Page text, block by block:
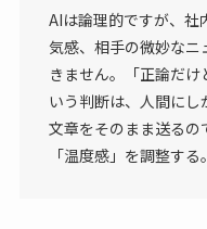
AIは論理的ですが、社
気感、相手の微妙なニ
きません。「正論だ
いう判断は、人間にし
文章をそのまま送る
「温度感」を調整する。